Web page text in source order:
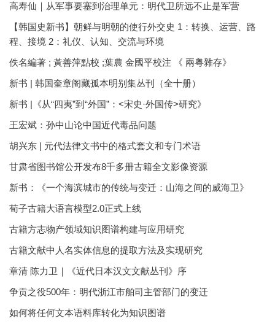
高寿仙｜从军事要塞到治理单元：明代卫所远不止是军营
【韩国史新书】朝鲜与明朝的使行外交史 1：转换、运营、路
程、接境 2：礼仪、认知、交流与环境
佚名編著 ; 黃善萍點校 ;葉農 金國平校注 《 兩粵雜存》
新书 | 韩国奎章阁藏孤本明别集丛刊（全十册）
新书 |《从“四夷”到“外国”：<宋史·外国传>研究》
王宏斌：孙中山论中国近代毒品问题
胡兴东 | 元代法律文书中的格式套文和专门术语
甘肃省图书馆公开发布8千多册古籍全文影像资源
新书：《一个海滨城市的传统与变迁：山海之间的威海卫》
荀子古籍大语言模型2.0正式上线
古籍方志物产领域知识图谱构建与应用研究
古籍文献中人名实体信息的提取方法及实现研究
章清 陈力卫｜《近代日本汉文文献丛刊》序
争贡之役500年：明代浙江市舶司主管部门的变迁
如何将任何文本语料库转化为知识图谱